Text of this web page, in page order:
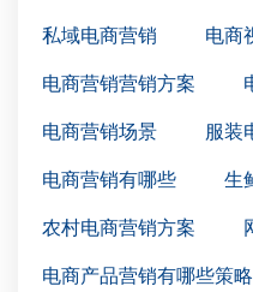
私域电商营销 电商
电商营销营销方案
电商营销场景 服装
电商营销有哪些 生
农村电商营销方案
电商产品营销有哪些策略